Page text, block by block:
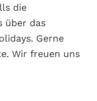
die
über das
Gerne
Wir freuen uns